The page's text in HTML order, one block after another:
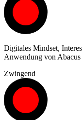
Digitales Mindset,
Anwendung von Abacus
Zwingend